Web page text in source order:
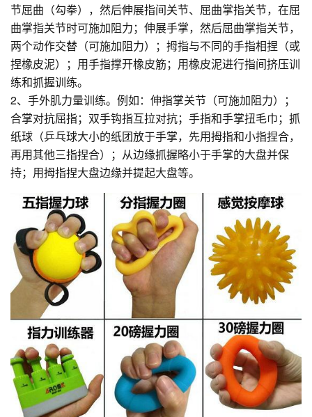
节屈曲（勾拳），然后伸展指间关节、屈曲掌指关节，在屈
曲掌指关节时可施加阻力；伸展手掌，然后屈曲掌指关节，
两个动作交替（可施加阻力）；拇指与不同的手指相捏（或
捏橡皮泥）；用手指撑开橡皮筋；用橡皮泥进行指间挤压训
练和抓握训练。
2、手外肌力量训练。例如：伸指掌关节（可施加阻力）；
合掌对抗屈指；双手钩指互拉对抗；手指和手掌扭毛巾；抓
纸球（乒乓球大小的纸团放于手掌，先用拇指和小指捏合，
再用其他三指捏合）；从边缘抓握略小于手掌的大盘并保
持；用拇指捏大盘边缘并提起大盘等。